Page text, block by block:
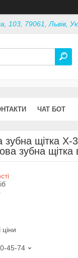
103, 79061, Львів,
ЧАТ БОТ
зубна щітка
зубна щітка
ціни
45-74